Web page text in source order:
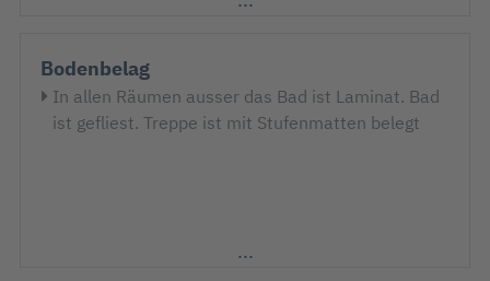
Schlafcouch 2,00 x 1,60 m
Spiegel
Spülmaschine
Bodenbelag
In allen Räumen ausser das Bad ist Laminat. Bad
ist gefliest. Treppe ist mit Stufenmatten belegt